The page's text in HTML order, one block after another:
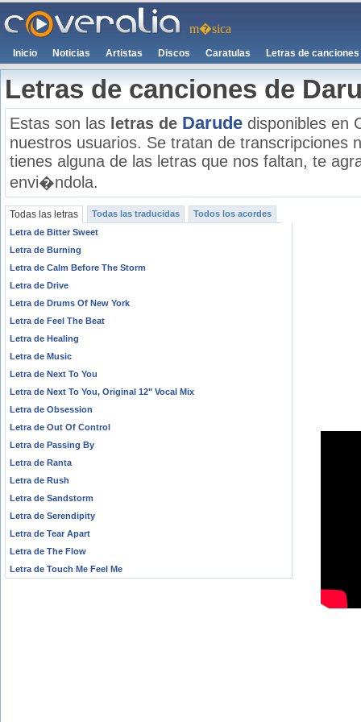
m�sica
Inicio Noticias Artistas Discos Caratulas Letras de canciones
Letras de canciones de
Estas son las letras de Darude disponibles en
nuestros usuarios. Se tratan de transcripciones
tienes alguna de las letras que nos faltan, te
envi�ndola.
Todas las letras Todas las traducidas
Todos los acordes
Letra de Bitter Sweet
Letra de Burning
Letra de Calm Before The Storm
Letra de Drive
Letra de Drums Of New York
Letra de Feel The Beat
Letra de Healing
Letra de Music
Letra de Next To You
Letra de Next To You, Original 12" Vocal Mix
Letra de Obsession
Letra de Out Of Control
Letra de Passing By
Letra de Ranta
Letra de Rush
Letra de Sandstorm
Letra de Serendipity
Letra de Tear Apart
Letra de The Flow
Letra de Touch Me Feel Me